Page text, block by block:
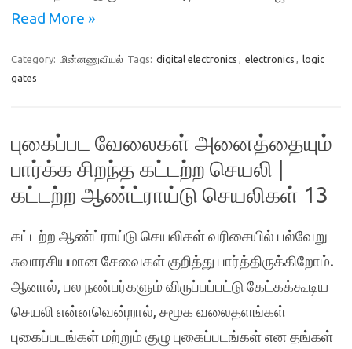
Read More »
Category: மின்னணுவியல் Tags: digital electronics , electronics , logic
gates
புகைப்பட வேலைகள் அனைத்தையும்
பார்க்க சிறந்த கட்டற்ற செயலி |
கட்டற்ற ஆண்ட்ராய்டு செயலிகள் 13
கட்டற்ற ஆண்ட்ராய்டு செயலிகள் வரிசையில் பல்வேறு
சுவாரசியமான சேவைகள் குறித்து பார்த்திருக்கிறோம்.
ஆனால், பல நண்பர்களும் விருப்பப்பட்டு கேட்கக்கூடிய
செயலி என்னவென்றால், சமூக வலைதளங்கள்
புகைப்படங்கள் மற்றும் குழு புகைப்படங்கள் என தங்கள்